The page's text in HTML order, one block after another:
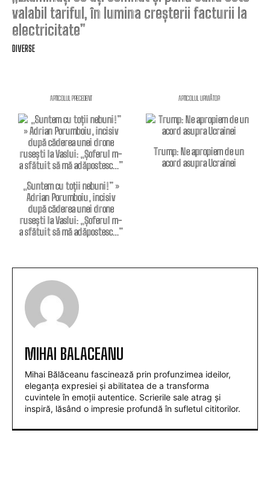
valabil tariful, în lumina creșterii facturii la
electricitate”
DIVERSE
ARTICOLUL PRECEDENT
„Suntem cu toții nebuni!” »
Adrian Porumboiu, incisiv
după căderea unei drone
rusești la Vaslui: „Șoferul m-
a sfătuit să mă adăpostesc…”
ARTICOLUL URMĂTOR
Trump: Ne apropiem de un
acord asupra Ucrainei
MIHAI BALACEANU
Mihai Bălăceanu fascinează prin profunzimea ideilor,
eleganța expresiei și abilitatea de a transforma
cuvintele în emoții autentice. Scrierile sale atrag și
inspiră, lăsând o impresie profundă în sufletul cititorilor.